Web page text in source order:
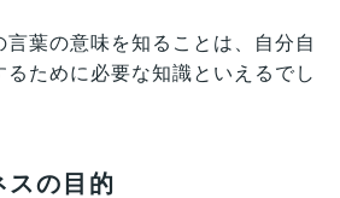
言葉の意味を知ることは、自分自
ために必要な知識といえるでし
スの目的